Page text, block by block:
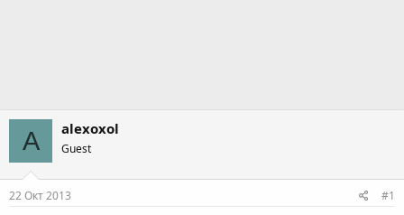
A alexoxol
Guest
22 Окт 2013 #1